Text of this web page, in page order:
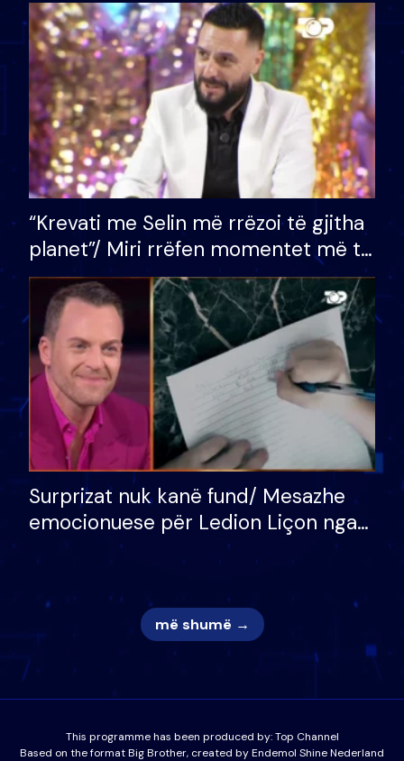
divorci apo jo?
“Krevati me Selin më rrëzoi të gjitha
planet”/ Miri rrëfen momentet më të
bukura në shtëpinë e BB VIP: Do më
mungojë zilja e mëngjesit kur…
Surprizat nuk kanë fund/ Mesazhe
emocionuese për Ledion Liçon nga
nëna dhe fëmijët e tij, moderatori
më shumë →
This programme has been produced by:Top Channel
Based on the format Big Brother, created by Endemol Shine Nederland